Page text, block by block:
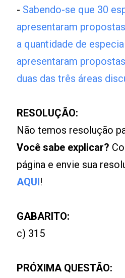
- Sabendo-se que 30
apresentaram
a quantidade de
apresentaram
duas das três áreas
RESOLUÇÃO:
Não temos resolução
Você sabe explicar?
página e envie sua
AQUI!
GABARITO:
c) 315
PRÓXIMA QUESTÃO: